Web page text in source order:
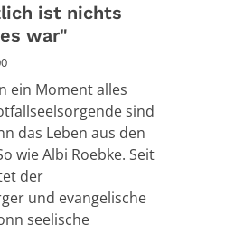
ist nichts
war"
ein Moment alles
sind
das Leben aus den
wie Albi Roebke. Seit
der
und evangelische
seelische